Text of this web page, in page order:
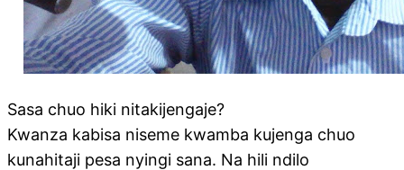
Sasa chuo hiki nitakijengaje?
Kwanza kabisa niseme kwamba kujenga chuo
kunahitaji pesa nyingi sana. Na hili ndilo